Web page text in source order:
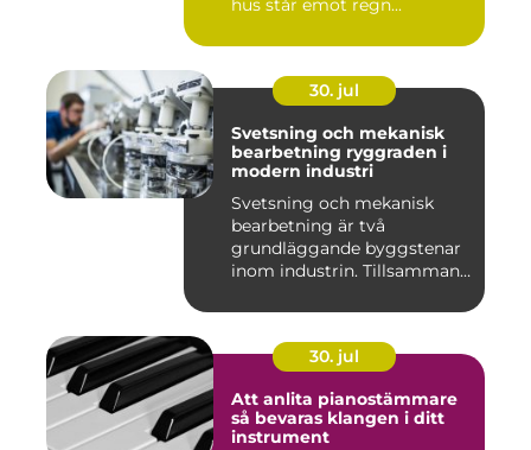
hus står emot regn...
30. jul
Svetsning och mekanisk
bearbetning ryggraden i
modern industri
Svetsning och mekanisk
bearbetning är två
grundläggande byggstenar
inom industrin. Tillsammans
30. jul
Att anlita pianostämmare
så bevaras klangen i ditt
instrument